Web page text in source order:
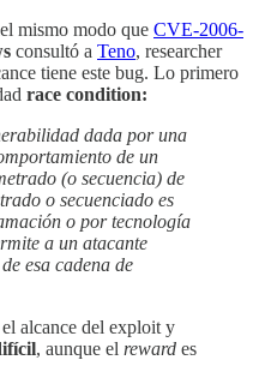
mismo modo que CVE-2006-
consultó a Teno, researcher
tiene este bug. Lo primero
race condition:
dada por una
de un
(o secuencia) de
o secuenciado es
o por tecnología
a un atacante
esa cadena de
alcance del exploit y
, aunque el reward es